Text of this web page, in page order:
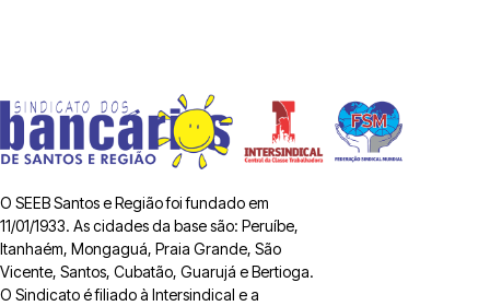
O SEEB Santos e Região foi fundado em
11/01/1933. As cidades da base são: Peruíbe,
Itanhaém, Mongaguá, Praia Grande, São
Vicente, Santos, Cubatão, Guarujá e Bertioga.
O Sindicato é filiado à Intersindical e a